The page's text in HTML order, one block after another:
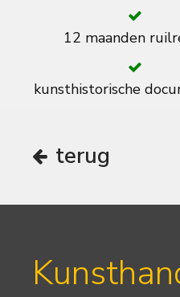
12 maanden
kunsthistorische
terug